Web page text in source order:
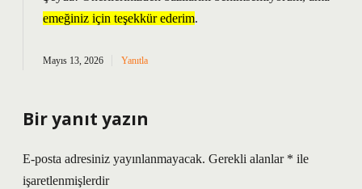
emeğiniz için teşekkür ederim.
Mayıs 13, 2026 Yanıtla
Bir yanıt yazın
E-posta adresiniz yayınlanmayacak. Gerekli alanlar * ile
işaretlenmişlerdir